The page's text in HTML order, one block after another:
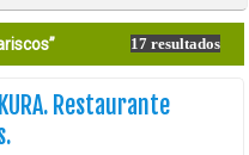
17 resultados
Restaurante